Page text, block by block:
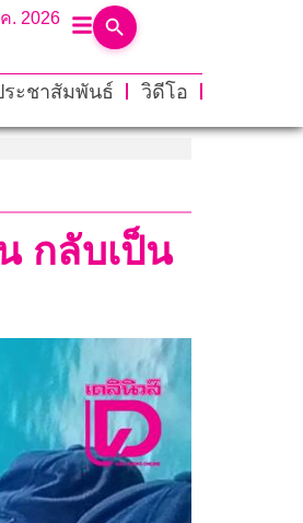
. 2026
ระชาสัมพันธ์
วิดีโอ
กลับเป็น